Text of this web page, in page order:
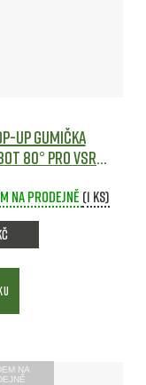
Up gumička
80° pro VSR a
Airsoft
na prodejně (1 ks)
NA